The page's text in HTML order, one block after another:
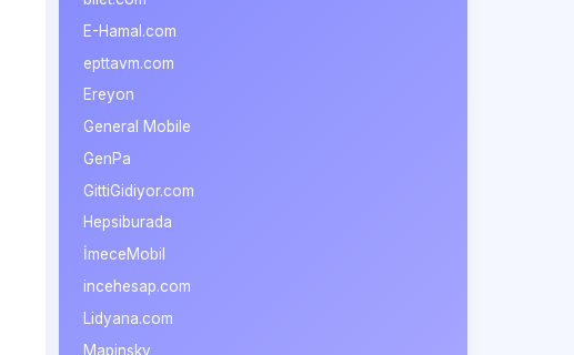
E-Hamal.com
epttavm.com
Ereyon
General Mobile
GenPa
GittiGidiyor.com
Hepsiburada
İmeceMobil
incehesap.com
Lidyana.com
Mapinsky